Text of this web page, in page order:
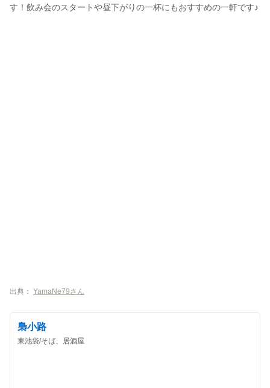
す！飲み会のスタートや昼下がりの一杯にもおすすめの一軒です♪
出典： YamaNe79さん
梟小路
東池袋/そば、居酒屋